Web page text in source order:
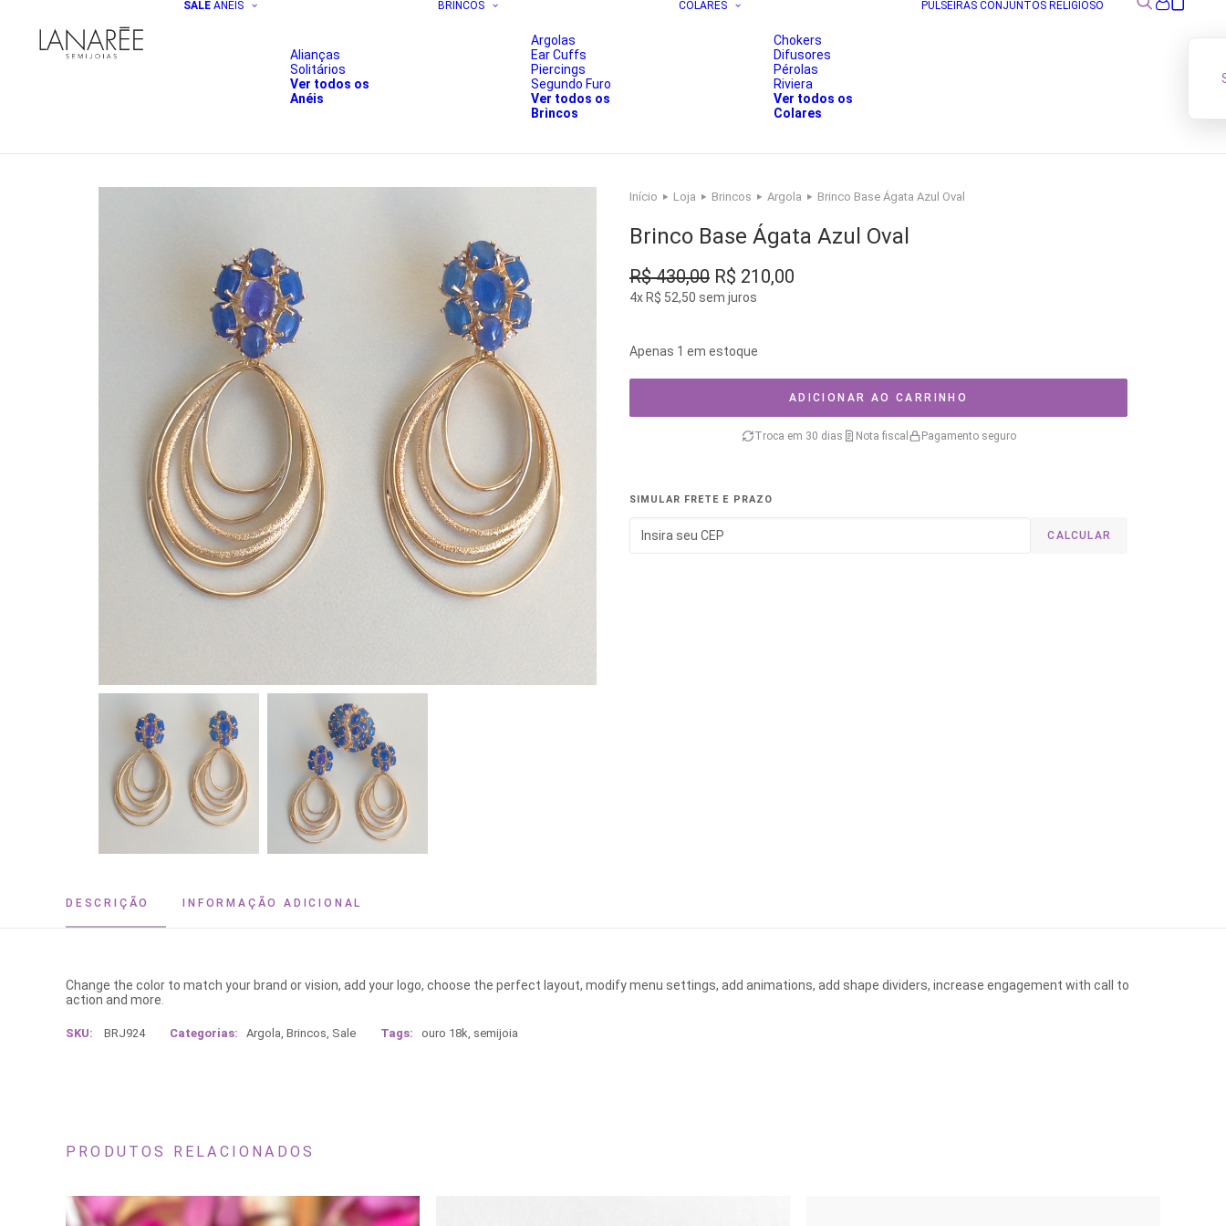
SALE ANÉIS
Alianças
Solitários
Ver todos os
Anéis
BRINCOS
Argolas
Ear Cuffs
Piercings
Segundo Furo
Ver todos os
Brincos
COLARES
Chokers
Difusores
Pérolas
Riviera
Ver todos os
Colares
PULSEIRAS CONJUNTOS RELIGIOSO
Início Loja Brincos Argola Brinco Base Ágata Azul Oval
Brinco Base Ágata Azul Oval
R$430,00 O
preço
era:
R$ 430,00.
R$ 210,00
4x R$ 52,50 sem juros
Apenas 1 em estoque
ADICIONAR AO CARRINHO
Troca em 30 dias Nota fiscal Pagamento seguro
SIMULAR FRETE E PRAZO
CALCULAR
DESCRIÇÃO INFORMAÇÃO ADICIONAL
Change the color to match your brand or vision, add your logo, choose the perfect layout, modify menu settings, add animations, add shape dividers, increase engagement with call to
action and more.
SKU: BRJ924 Categorias: Argola, Brincos, Sale Tags: ouro 18k, semijoia
PRODUTOS RELACIONADOS